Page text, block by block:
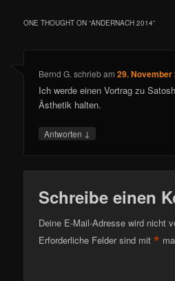
ONE THOUGHT ON “ANDERNACH 2014”
Bernd G. schriebam29.
Ich werde einen Vortrag zu
Ästhetik halten.
Antworten ↓
Schreibe einen
Deine E-Mail-Adresse wird nicht
Erforderliche Felder sind mit*